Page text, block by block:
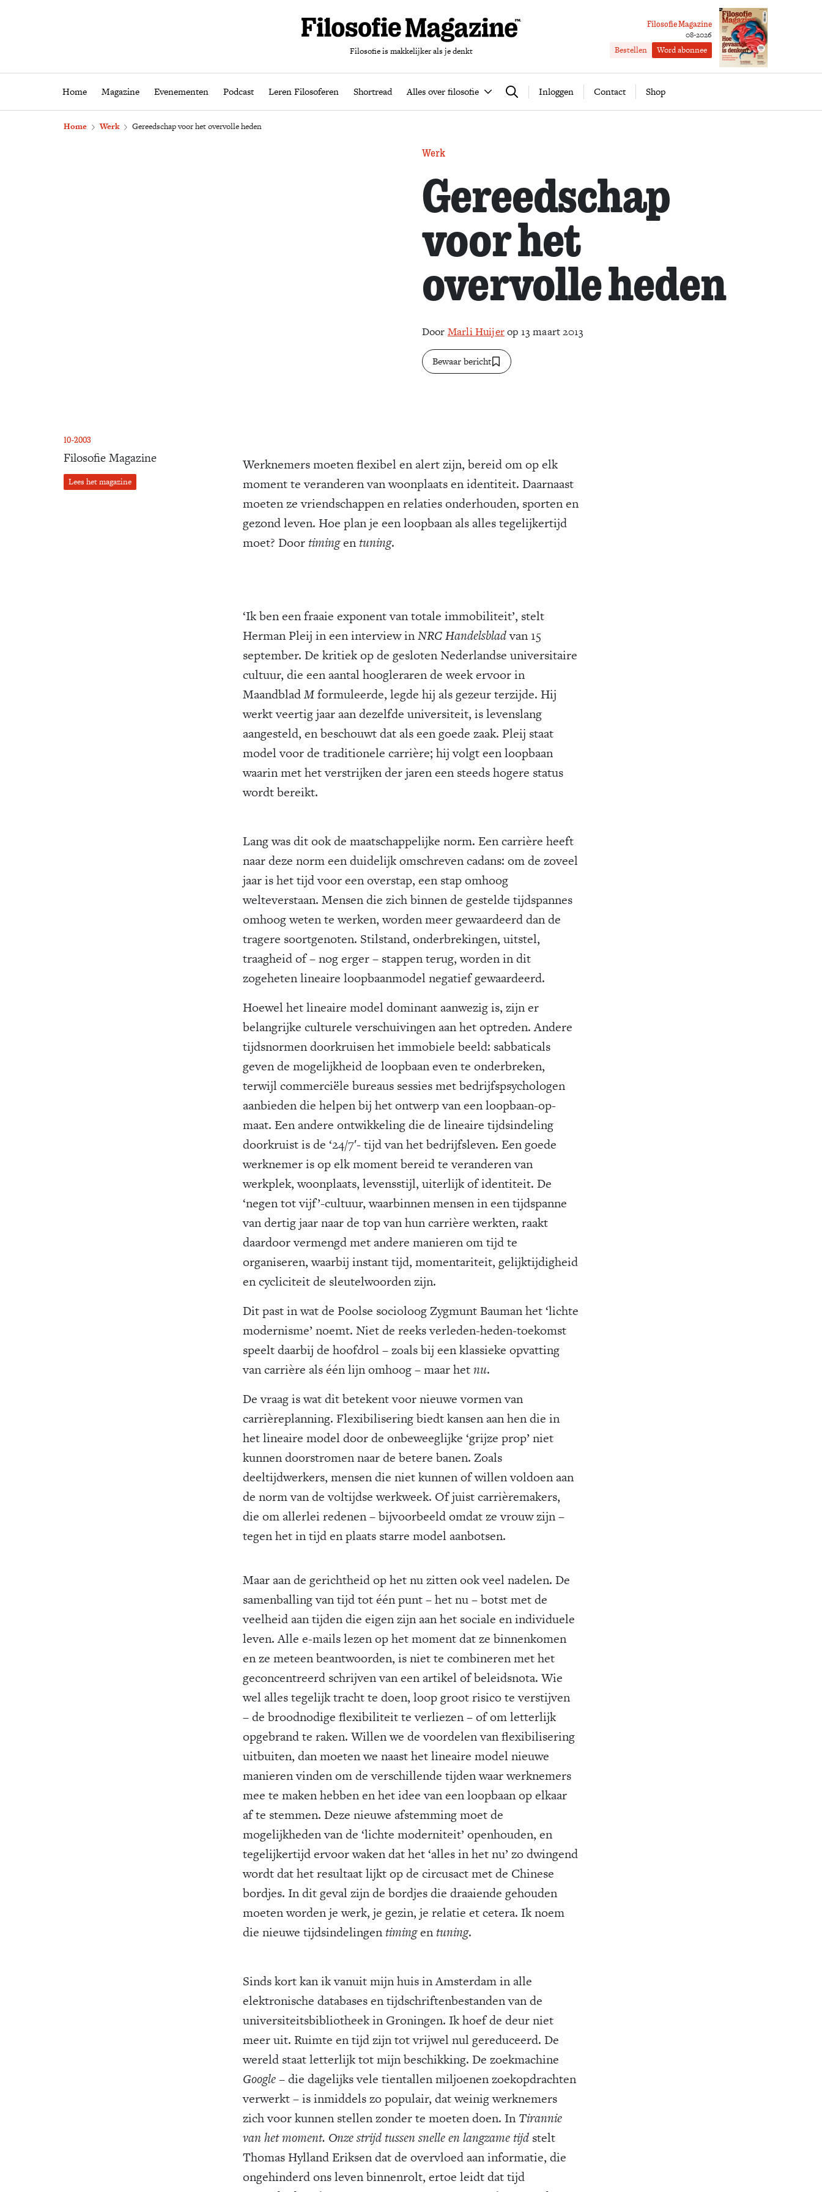
Filosofie is makkelijker als je denkt
Filosofie Magazine
08-2026
Bestellen Word abonnee
Home Magazine Evenementen Podcast Leren Filosoferen Shortread Alles over filosofie Zoeken Inloggen Contact Shop
Home Magazine Evenementen Podcast Leren Filosoferen Shortread Alles over filosofie Word abonnee
Home Werk Gereedschap voor het overvolle heden
Werk
Gereedschap
voor het
overvolle heden
Door Marli Huijerop 13 maart 2013
Bewaar bericht
10-2003
Filosofie Magazine
Lees het magazine
Werknemers moeten flexibel en alert zijn, bereid om op elk
moment te veranderen van woonplaats en identiteit. Daarnaast
moeten ze vriendschappen en relaties onderhouden, sporten en
gezond leven. Hoe plan je een loopbaan als alles tegelijkertijd
moet? Doortimingentuning.
‘Ik ben een fraaie exponent van totale immobiliteit’, stelt
Herman Pleij in een interview inNRC Handelsbladvan 15
september. De kritiek op de gesloten Nederlandse universitaire
cultuur, die een aantal hoogleraren de week ervoor in
MaandbladMformuleerde, legde hij als gezeur terzijde. Hij
werkt veertig jaar aan dezelfde universiteit, is levenslang
aangesteld, en beschouwt dat als een goede zaak. Pleij staat
model voor de traditionele carrière; hij volgt een loopbaan
waarin met het verstrijken der jaren een steeds hogere status
wordt bereikt.
Lang was dit ook de maatschappelijke norm. Een carrière heeft
naar deze norm een duidelijk omschreven cadans: om de zoveel
jaar is het tijd voor een overstap, een stap omhoog
welteverstaan. Mensen die zich binnen de gestelde tijdspannes
omhoog weten te werken, worden meer gewaardeerd dan de
tragere soortgenoten. Stilstand, onderbrekingen, uitstel,
traagheid of – nog erger – stappen terug, worden in dit
zogeheten lineaire loopbaanmodel negatief gewaardeerd.
Hoewel het lineaire model dominant aanwezig is, zijn er
belangrijke culturele verschuivingen aan het optreden. Andere
tijdsnormen doorkruisen het immobiele beeld: sabbaticals
geven de mogelijkheid de loopbaan even te onderbreken,
terwijl commerciële bureaus sessies met bedrijfspsychologen
aanbieden die helpen bij het ontwerp van een loopbaan-op-
maat. Een andere ontwikkeling die de lineaire tijdsindeling
doorkruist is de ‘24/7′- tijd van het bedrijfsleven. Een goede
werknemer is op elk moment bereid te veranderen van
werkplek, woonplaats, levensstijl, uiterlijk of identiteit. De
‘negen tot vijf’-cultuur, waarbinnen mensen in een tijdspanne
van dertig jaar naar de top van hun carrière werkten, raakt
daardoor vermengd met andere manieren om tijd te
organiseren, waarbij instant tijd, momentariteit, gelijktijdigheid
en cycliciteit de sleutelwoorden zijn.
Dit past in wat de Poolse socioloog Zygmunt Bauman het ‘lichte
modernisme’ noemt. Niet de reeks verleden-heden-toekomst
speelt daarbij de hoofdrol – zoals bij een klassieke opvatting
van carrière als één lijn omhoog – maar hetnu.
De vraag is wat dit betekent voor nieuwe vormen van
carrièreplanning. Flexibilisering biedt kansen aan hen die in
het lineaire model door de onbeweeglijke ‘grijze prop’ niet
kunnen doorstromen naar de betere banen. Zoals
deeltijdwerkers, mensen die niet kunnen of willen voldoen aan
de norm van de voltijdse werkweek. Of juist carrièremakers,
die om allerlei redenen – bijvoorbeeld omdat ze vrouw zijn –
tegen het in tijd en plaats starre model aanbotsen.
Maar aan de gerichtheid op het nu zitten ook veel nadelen. De
samenballing van tijd tot één punt – het nu – botst met de
veelheid aan tijden die eigen zijn aan het sociale en individuele
leven. Alle e-mails lezen op het moment dat ze binnenkomen
en ze meteen beantwoorden, is niet te combineren met het
geconcentreerd schrijven van een artikel of beleidsnota. Wie
wel alles tegelijk tracht te doen, loop groot risico te verstijven
– de broodnodige flexibiliteit te verliezen – of om letterlijk
opgebrand te raken. Willen we de voordelen van flexibilisering
uitbuiten, dan moeten we naast het lineaire model nieuwe
manieren vinden om de verschillende tijden waar werknemers
mee te maken hebben en het idee van een loopbaan op elkaar
af te stemmen. Deze nieuwe afstemming moet de
mogelijkheden van de ‘lichte moderniteit’ openhouden, en
tegelijkertijd ervoor waken dat het ‘alles in het nu’ zo dwingend
wordt dat het resultaat lijkt op de circusact met de Chinese
bordjes. In dit geval zijn de bordjes die draaiende gehouden
moeten worden je werk, je gezin, je relatie et cetera. Ik noem
die nieuwe tijdsindelingentimingentuning.
Sinds kort kan ik vanuit mijn huis in Amsterdam in alle
elektronische databases en tijdschriftenbestanden van de
universiteitsbibliotheek in Groningen. Ik hoef de deur niet
meer uit. Ruimte en tijd zijn tot vrijwel nul gereduceerd. De
wereld staat letterlijk tot mijn beschikking. De zoekmachine
Google– die dagelijks vele tientallen miljoenen zoekopdrachten
verwerkt – is inmiddels zo populair, dat weinig werknemers
zich voor kunnen stellen zonder te moeten doen. In Tirannie
van het moment. Onze strijd tussen snelle en langzame tijd stelt
Thomas Hylland Eriksen dat de overvloed aan informatie, die
ongehinderd ons leven binnenrolt, ertoe leidt dat tijd